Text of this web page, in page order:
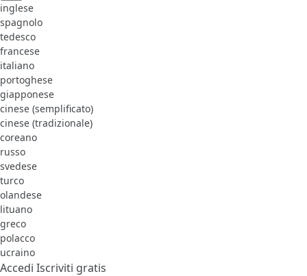
inglese
spagnolo
tedesco
francese
italiano
portoghese
giapponese
cinese (semplificato)
cinese (tradizionale)
coreano
russo
svedese
turco
olandese
lituano
greco
polacco
ucraino
Accedi Iscriviti gratis